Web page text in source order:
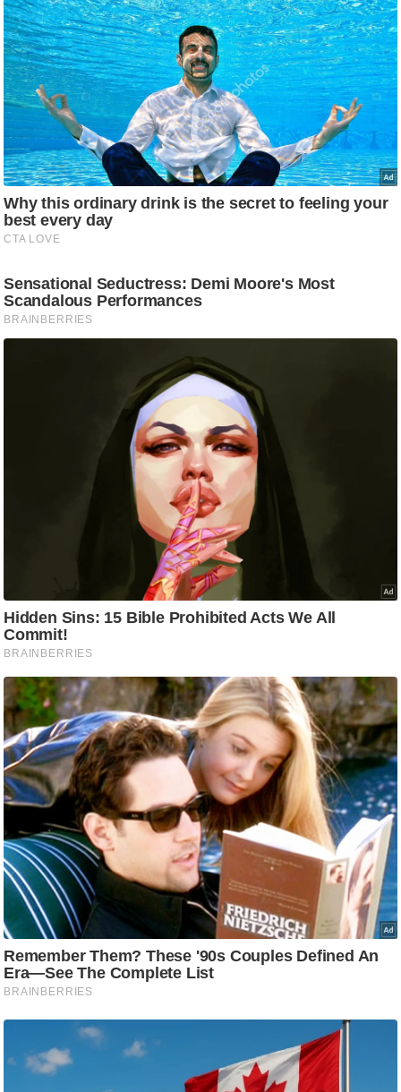
g
N
e
w
s
ला
इ
फ
स्टा
इ
ल
क्नॉ
लॉ
जी
स्खे
प
र्य
ट
न
स्थ
ल
फि
ट
ने
स
मं
त्रा
रि
श
न
शि
रा